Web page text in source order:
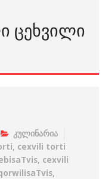
ᲪᲔᲮᲕᲘᲚᲘ
კულინარია
, cexvili torti
, cexvili
,